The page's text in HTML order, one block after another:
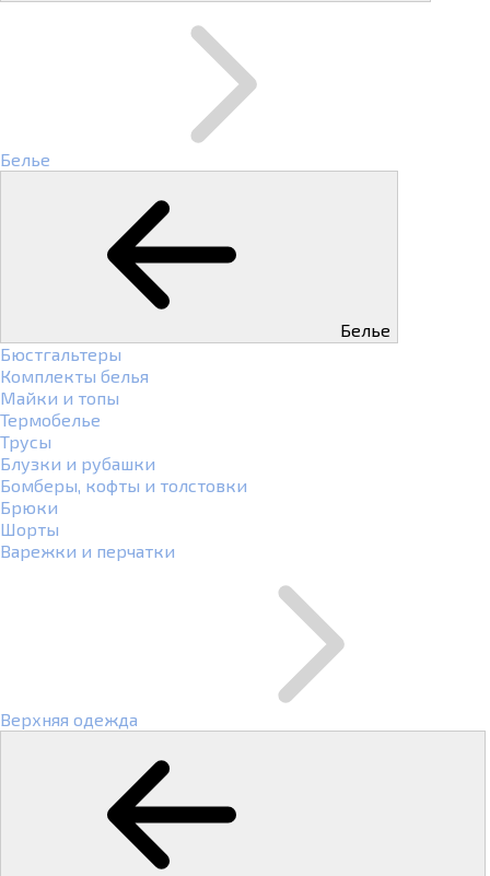
Белье
Белье
Бюстгальтеры
Комплекты белья
Майки и топы
Термобелье
Трусы
Блузки и рубашки
Бомберы, кофты и толстовки
Брюки
Шорты
Варежки и перчатки
Верхняя одежда